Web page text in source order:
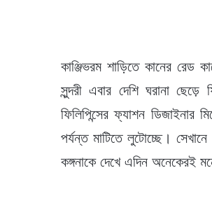
কাঞ্জিভরম শাড়িতে কানের রেড
সুন্দরী এবার দেশি ঘরানা ছেড়ে
ফিলিপিন্সের ফ্যাশন
পর্যন্ত মাটিতে লুটোচ্ছে।
কঙ্গনাকে দেখে এদিন অনেকেরই